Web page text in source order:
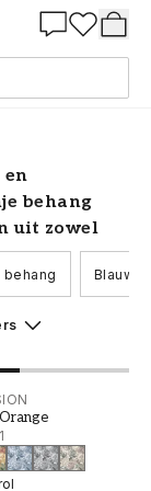
en
behang
uit zowel
van
gevoel van
en
deze
dat stoer
waar
behang Blauw
Orange -